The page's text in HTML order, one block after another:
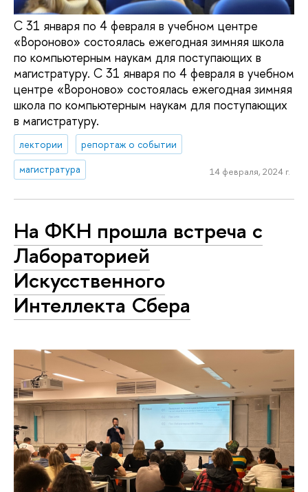
С 31 января по 4 февраля в учебном центре
«Вороново» состоялась ежегодная зимняя школа
по компьютерным наукам для поступающих в
магистратуру. С 31 января по 4 февраля в учебном
центре «Вороново» состоялась ежегодная зимняя
школа по компьютерным наукам для поступающих
в магистратуру.
лектории
репортаж о событии
магистратура
14 февраля, 2024 г.
На ФКН прошла встреча с
Лабораторией
Искусственного
Интеллекта Сбера